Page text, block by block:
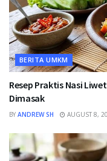
BERITA UMKM
Resep Praktis Nasi
Dimasak
BY ANDREW SH AUGUST 8,